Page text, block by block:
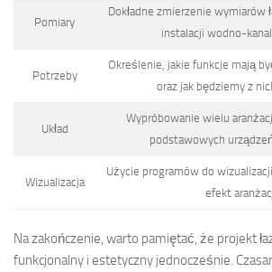
Pomiary
Dokładne zmierzenie wymiarów
instalacji wodno-
Potrzeby
Określenie, jakie funkcje mają
oraz jak będziemy z
Układ
Wypróbowanie wielu
podstawowych
Wizualizacja
Użycie programów do
efekt
Na zakończenie, warto pamiętać, że projekt
funkcjonalny i estetyczny jednocześnie.